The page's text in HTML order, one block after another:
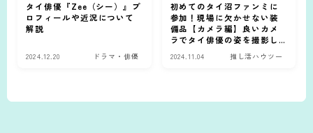
タイ俳優『Zee（シー）』プ
ロフィールや近況について
解説
2024.12.20 ドラマ・俳優
初めてのタイ沼ファンミに
参加！現場に欠かせない装
備品【カメラ編】良いカメ
ラでタイ俳優の姿を撮影し
2024.11.04 推し活ハウツー